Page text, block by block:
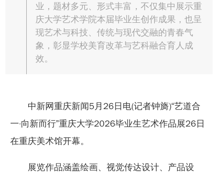
业，题材多元、形式丰富，不仅集中展示重
庆大学艺术学院本届毕业生创作成果，也呈
现艺术与科技、传统与现代交融的青春气
象，彰显学校美育改革与艺科融合育人成
效。
中新网重庆新闻5月26日电(记者钟旖)“艺道合
一·向新而行”重庆大学2026毕业生艺术作品展26日
在重庆美术馆开幕。
展览作品涵盖绘画、视觉传达设计、产品设